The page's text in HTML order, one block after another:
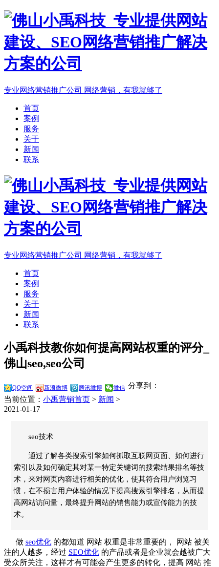
专业网络营销推广公司 网络营销，有我就够了
首页
案例
服务
关于
新闻
联系
专业网络营销推广公司 网络营销，有我就够了
首页
案例
服务
关于
新闻
联系
小禹科技教你如何提高网站权重的评分_
佛山seo,seo公司
分享到：
QQ空间 新浪微博 腾讯微博 微信
当前位置： 小禹营销首页 > 新闻 >
2021-01-17
seo技术
通过了解各类搜索引擎如何抓取互联网页面、如何进行
索引以及如何确定其对某一特定关键词的搜索结果排名等技
术，来对网页内容进行相关的优化，使其符合用户浏览习
惯，在不损害用户体验的情况下提高搜索引擎排名，从而提
高网站访问量，最终提升网站的销售能力或宣传能力的技
术。
做 seo优化 的都知道 网站 权重是非常重要的， 网站 被关
注的人越多，经过 SEO优化 的产品或者是企业就会越被广大
受众所关注，这样才有可能会产生更多的转化，提高 网站 推